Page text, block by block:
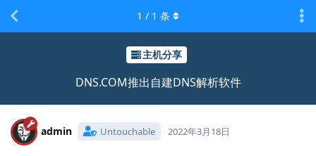
主机分享
DNS.COM推出自建DNS解析软件
1 / 1 条
admin Untouchable 2022年3月18日